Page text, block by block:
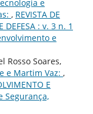
e
, REVISTA DE
DEFESA : v. 3 n. 1
e
Rosso Soares,
e Martim Vaz: ,
E
Segurança,